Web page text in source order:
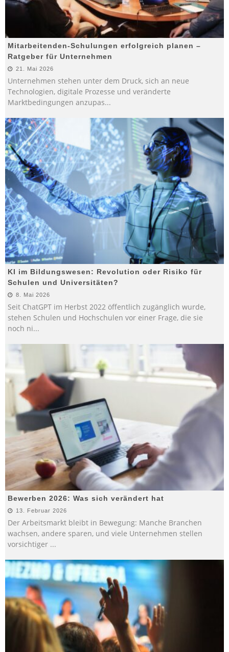
Mitarbeitenden-Schulungen erfolgreich planen –
Ratgeber für Unternehmen
21. Mai 2026
Unternehmen stehen unter dem Druck, sich an neue
Technologien, digitale Prozesse und veränderte
Marktbedingungen anzupas...
KI im Bildungswesen: Revolution oder Risiko für
Schulen und Universitäten?
8. Mai 2026
Seit ChatGPT im Herbst 2022 öffentlich zugänglich wurde,
stehen Schulen und Hochschulen vor einer Frage, die sie
noch ni...
Bewerben 2026: Was sich verändert hat
13. Februar 2026
Der Arbeitsmarkt bleibt in Bewegung: Manche Branchen
wachsen, andere sparen, und viele Unternehmen stellen
vorsichtiger ...